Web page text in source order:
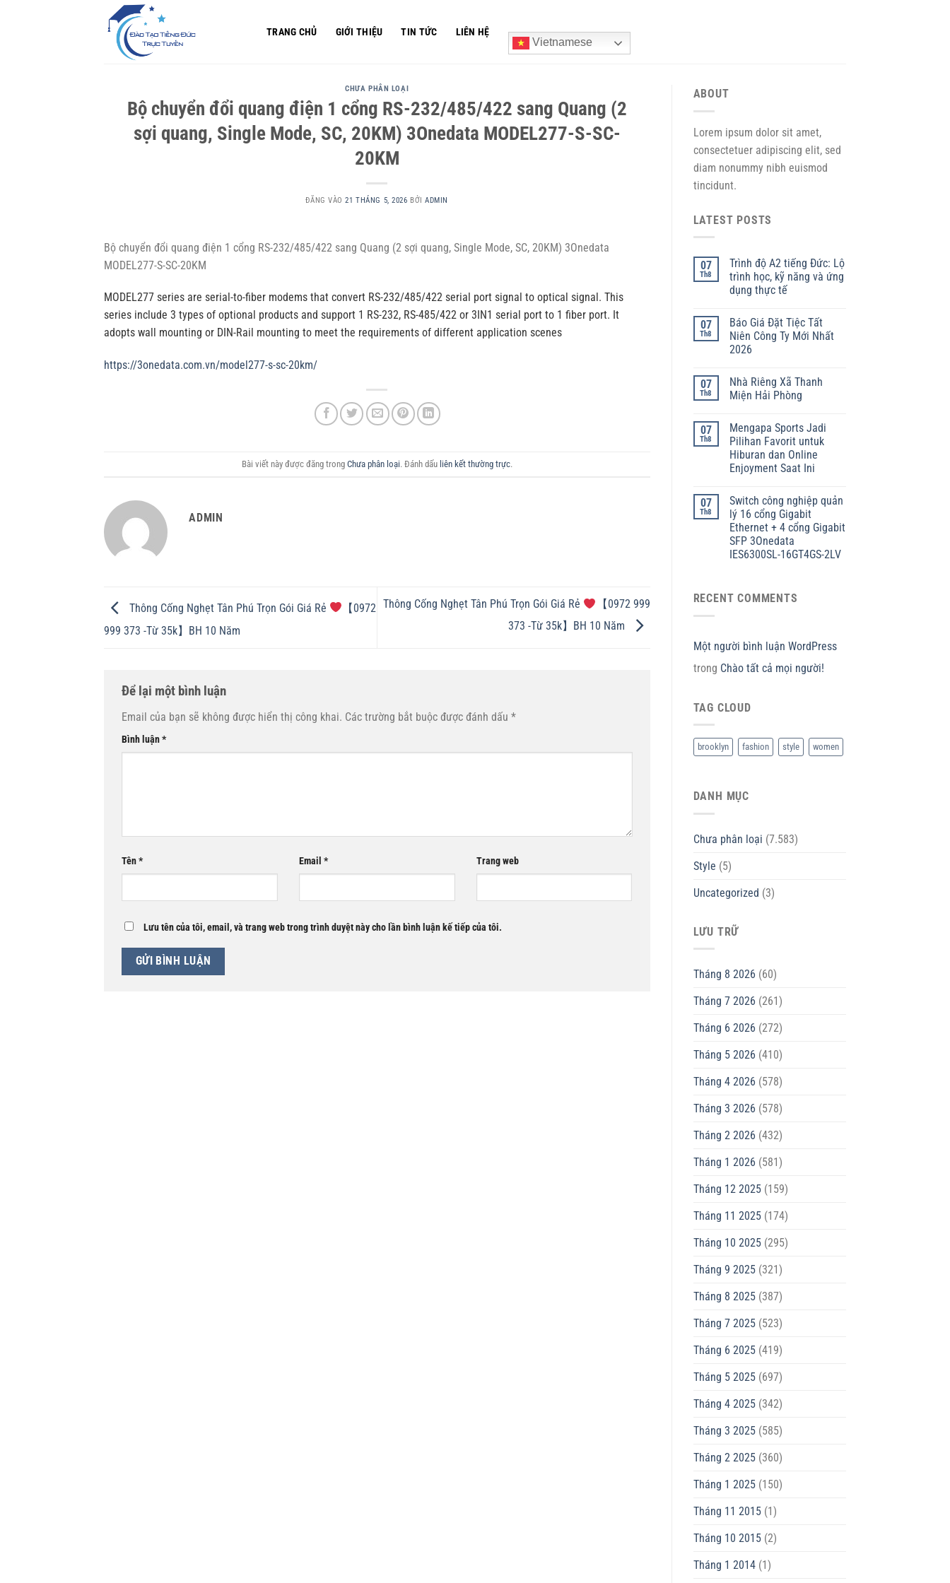
TRANG CHỦ GIỚI THIỆU TIN TỨC
LIÊN HỆ
Vietnamese
CHƯA PHÂN LOẠI
Bộ chuyển đổi quang điện 1 cổng RS-232/485/422 sang Quang (2
sợi quang, Single Mode, SC, 20KM) 3Onedata MODEL277-S-SC-
20KM
ĐĂNG VÀO21 THÁNG 5, 2026 BỞIADMIN
Bộ chuyển đổi quang điện 1 cổng RS-232/485/422 sang Quang (2 sợi quang, Single Mode, SC, 20KM) 3Onedata
MODEL277-S-SC-20KM
MODEL277 series are serial-to-fiber modems that convert RS-232/485/422 serial port signal to optical signal. This
series include 3 types of optional products and support 1 RS-232, RS-485/422 or 3IN1 serial port to 1 fiber port. It
adopts wall mounting or DIN-Rail mounting to meet the requirements of different application scenes
https://3onedata.com.vn/model277-s-sc-20km/
Bài viết này được đăng trong Chưa phân loại. Đánh dấu liên kết thường trực.
ADMIN
Thông Cống Nghẹt Tân Phú Trọn Gói Giá Rẻ
【0972
999 373 -Từ 35k】BH 10 Năm
Thông Cống Nghẹt Tân Phú Trọn Gói Giá Rẻ
【0972 999
373 -Từ 35k】BH 10 Năm
Để lại một bình luận
Email của bạn sẽ không được hiển thị công khai. Các trường bắt buộc được đánh dấu *
Bình luận*
Tên* Email * Trang web
Lưu tên của tôi, email, và trang web trong trình duyệt này cho lần bình luận kế tiếp của tôi.
ABOUT
Lorem ipsum dolor sit amet,
consectetuer adipiscing elit, sed
diam nonummy nibh euismod
tincidunt.
LATEST POSTS
07
Th8
Trình độ A2 tiếng Đức: Lộ
trình học, kỹ năng và ứng
dụng thực tế
07
Th8
Báo Giá Đặt Tiệc Tất
Niên Công Ty Mới Nhất
2026
07
Th8
Nhà Riêng Xã Thanh
Miện Hải Phòng
07
Th8
Mengapa Sports Jadi
Pilihan Favorit untuk
Hiburan dan Online
Enjoyment Saat Ini
07
Th8
Switch công nghiệp quản
lý 16 cổng Gigabit
Ethernet + 4 cổng Gigabit
SFP 3Onedata
IES6300SL-16GT4GS-2LV
RECENT COMMENTS
Một người bình luận WordPress
trong Chào tất cả mọi người!
TAG CLOUD
brooklyn fashion style women
DANH MỤC
Chưa phân loại (7.583)
Style (5)
Uncategorized (3)
LƯU TRỮ
Tháng 8 2026 (60)
Tháng 7 2026 (261)
Tháng 6 2026 (272)
Tháng 5 2026 (410)
Tháng 4 2026 (578)
Tháng 3 2026 (578)
Tháng 2 2026 (432)
Tháng 1 2026 (581)
Tháng 12 2025(159)
Tháng 11 2025(174)
Tháng 10 2025(295)
Tháng 9 2025(321)
Tháng 8 2025(387)
Tháng 7 2025(523)
Tháng 6 2025(419)
Tháng 5 2025(697)
Tháng 4 2025(342)
Tháng 3 2025(585)
Tháng 2 2025(360)
Tháng 1 2025(150)
Tháng 11 2015(1)
Tháng 10 2015(2)
Tháng 1 2014(1)